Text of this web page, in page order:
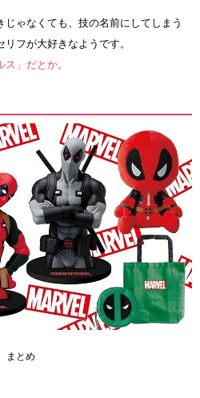
じゃなくても、技の名前にしてしまう
フが大好きなようです。
」だとか。
まとめ